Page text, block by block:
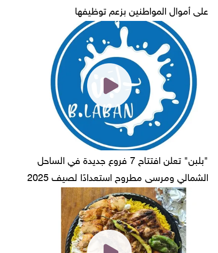
على أموال المواطنين بزعم توظيفها
"بلبن" تعلن افتتاح 7 فروع جديدة في الساحل
الشمالي ومرسى مطروح استعدادًا لصيف 2025